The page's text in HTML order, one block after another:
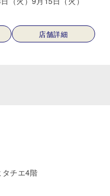
店舗詳細
チエ4階